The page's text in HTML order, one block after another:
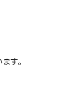
す。